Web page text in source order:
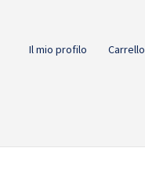
Il mio profilo Carrello